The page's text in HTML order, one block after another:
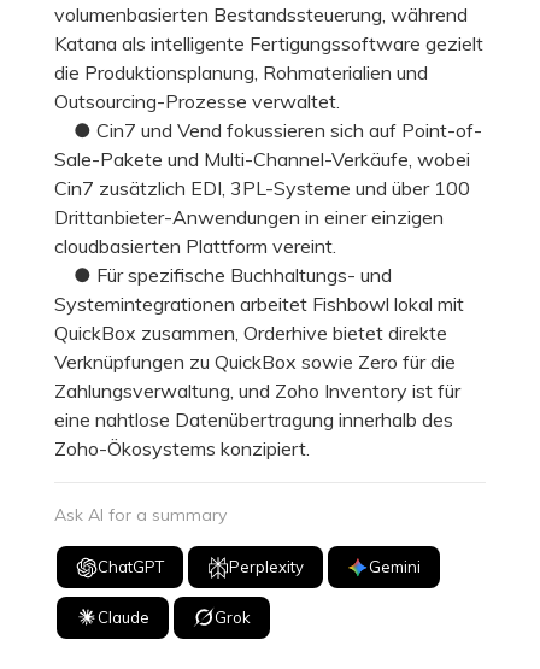
volumenbasierten Bestandssteuerung, während
Katana als intelligente Fertigungssoftware gezielt
die Produktionsplanung, Rohmaterialien und
Outsourcing-Prozesse verwaltet.
● Cin7 und Vend fokussieren sich auf Point-of-
Sale-Pakete und Multi-Channel-Verkäufe, wobei
Cin7 zusätzlich EDI, 3PL-Systeme und über 100
Drittanbieter-Anwendungen in einer einzigen
cloudbasierten Plattform vereint.
● Für spezifische Buchhaltungs- und
Systemintegrationen arbeitet Fishbowl lokal mit
QuickBox zusammen, Orderhive bietet direkte
Verknüpfungen zu QuickBox sowie Zero für die
Zahlungsverwaltung, und Zoho Inventory ist für
eine nahtlose Datenübertragung innerhalb des
Zoho-Ökosystems konzipiert.
Ask AI for a summary
ChatGPT Perplexity Gemini
Claude Grok